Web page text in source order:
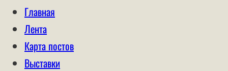
Главная
Лента
Карта постов
Выставки